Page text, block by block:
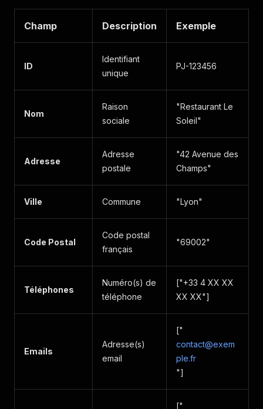
Champ Description Exemple
ID
Identifiant
unique
PJ-123456
Nom
Raison
sociale
"Restaurant Le
Soleil"
Adresse
Adresse
postale
"42 Avenue des
Champs"
Ville Commune "Lyon"
Code Postal
Code postal
français
"69002"
Téléphones
Numéro(s) de
téléphone
["+33 4 XX XX
XX XX"]
Emails
Adresse(s)
email
["
contact@exem
ple.fr
"]
["